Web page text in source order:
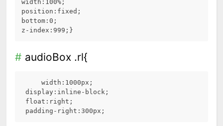
width:100%;
position:fixed;
bottom:0;
z-index:999;}
audioBox .rl{
     width:1000px;
display:inline-block;